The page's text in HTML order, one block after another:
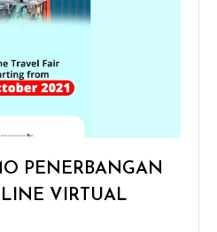
PENERBANGAN
VIRTUAL